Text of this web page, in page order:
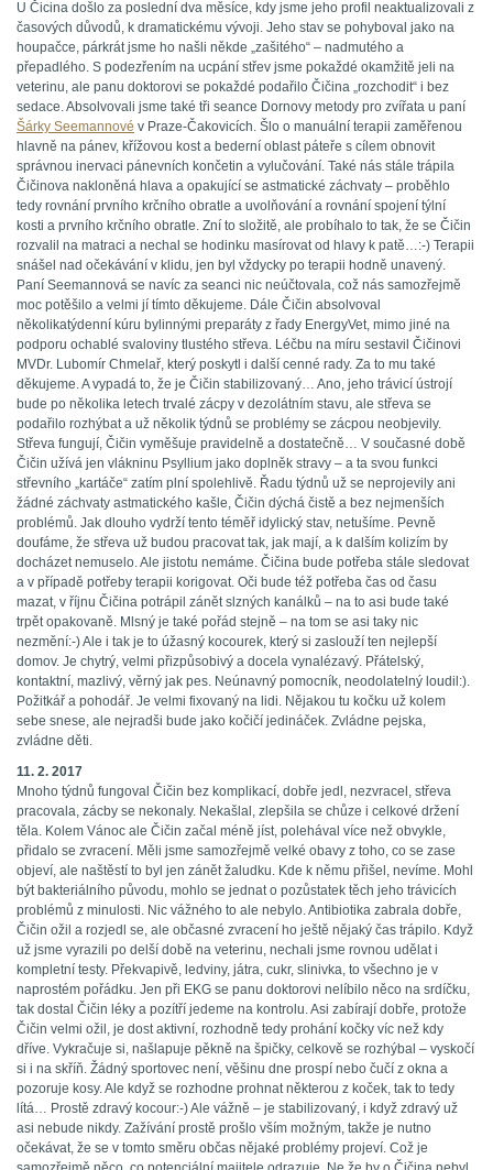
U Čicina došlo za poslední dva měsíce, kdy jsme jeho profil neaktualizovali z
časových důvodů, k dramatickému vývoji. Jeho stav se pohyboval jako na
houpačce, párkrát jsme ho našli někde „zašitého“ – nadmutého a
přepadlého. S podezřením na ucpání střev jsme pokaždé okamžitě jeli na
veterinu, ale panu doktorovi se pokaždé podařilo Čičina „rozchodit“ i bez
sedace. Absolvovali jsme také tři seance Dornovy metody pro zvířata u paní
Šárky Seemannové v Praze-Čakovicích. Šlo o manuální terapii zaměřenou
hlavně na pánev, křížovou kost a bederní oblast páteře s cílem obnovit
správnou inervaci pánevních končetin a vylučování. Také nás stále trápila
Čičinova nakloněná hlava a opakující se astmatické záchvaty – proběhlo
tedy rovnání prvního krčního obratle a uvolňování a rovnání spojení týlní
kosti a prvního krčního obratle. Zní to složitě, ale probíhalo to tak, že se Čičin
rozvalil na matraci a nechal se hodinku masírovat od hlavy k patě…:-) Terapii
snášel nad očekávání v klidu, jen byl vždycky po terapii hodně unavený.
Paní Seemannová se navíc za seanci nic neúčtovala, což nás samozřejmě
moc potěšilo a velmi jí tímto děkujeme. Dále Čičin absolvoval
několikatýdenní kúru bylinnými preparáty z řady EnergyVet, mimo jiné na
podporu ochablé svaloviny tlustého střeva. Léčbu na míru sestavil Čičinovi
MVDr. Lubomír Chmelař, který poskytl i další cenné rady. Za to mu také
děkujeme. A vypadá to, že je Čičin stabilizovaný… Ano, jeho trávicí ústrojí
bude po několika letech trvalé zácpy v dezolátním stavu, ale střeva se
podařilo rozhýbat a už několik týdnů se problémy se zácpou neobjevily.
Střeva fungují, Čičin vyměšuje pravidelně a dostatečně… V současné době
Čičin užívá jen vlákninu Psyllium jako doplněk stravy – a ta svou funkci
střevního „kartáče“ zatím plní spolehlivě. Řadu týdnů už se neprojevily ani
žádné záchvaty astmatického kašle, Čičin dýchá čistě a bez nejmenších
problémů. Jak dlouho vydrží tento téměř idylický stav, netušíme. Pevně
doufáme, že střeva už budou pracovat tak, jak mají, a k dalším kolizím by
docházet nemuselo. Ale jistotu nemáme. Čičina bude potřeba stále sledovat
a v případě potřeby terapii korigovat. Oči bude též potřeba čas od času
mazat, v říjnu Čičina potrápil zánět slzných kanálků – na to asi bude také
trpět opakovaně. Mlsný je také pořád stejně – na tom se asi taky nic
nezmění:-) Ale i tak je to úžasný kocourek, který si zaslouží ten nejlepší
domov. Je chytrý, velmi přizpůsobivý a docela vynalézavý. Přátelský,
kontaktní, mazlivý, věrný jak pes. Neúnavný pomocník, neodolatelný loudil:).
Požitkář a pohodář. Je velmi fixovaný na lidi. Nějakou tu kočku už kolem
sebe snese, ale nejradši bude jako kočičí jedináček. Zvládne pejska,
zvládne děti.
11. 2. 2017
Mnoho týdnů fungoval Čičin bez komplikací, dobře jedl, nezvracel, střeva
pracovala, zácby se nekonaly. Nekašlal, zlepšila se chůze i celkové držení
těla. Kolem Vánoc ale Čičin začal méně jíst, polehával více než obvykle,
přidalo se zvracení. Měli jsme samozřejmě velké obavy z toho, co se zase
objeví, ale naštěstí to byl jen zánět žaludku. Kde k němu přišel, nevíme. Mohl
být bakteriálního původu, mohlo se jednat o pozůstatek těch jeho trávicích
problémů z minulosti. Nic vážného to ale nebylo. Antibiotika zabrala dobře,
Čičin ožil a rozjedl se, ale občasné zvracení ho ještě nějaký čas trápilo. Když
už jsme vyrazili po delší době na veterinu, nechali jsme rovnou udělat i
kompletní testy. Překvapivě, ledviny, játra, cukr, slinivka, to všechno je v
naprostém pořádku. Jen při EKG se panu doktorovi nelíbilo něco na srdíčku,
tak dostal Čičin léky a pozítří jedeme na kontrolu. Asi zabírají dobře, protože
Čičin velmi ožil, je dost aktivní, rozhodně tedy prohání kočky víc než kdy
dříve. Vykračuje si, našlapuje pěkně na špičky, celkově se rozhýbal – vyskočí
si i na skříň. Žádný sportovec není, věšinu dne prospí nebo čučí z okna a
pozoruje kosy. Ale když se rozhodne prohnat některou z koček, tak to tedy
lítá… Prostě zdravý kocour:-) Ale vážně – je stabilizovaný, i když zdravý už
asi nebude nikdy. Zažívání prostě prošlo vším možným, takže je nutno
očekávat, že se v tomto směru občas nějaké problémy projeví. Což je